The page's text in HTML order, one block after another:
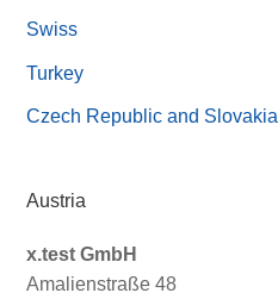
Swiss
Turkey
Czech Republic and Slovakia
Austria
x.test GmbH
Amalienstraße 48